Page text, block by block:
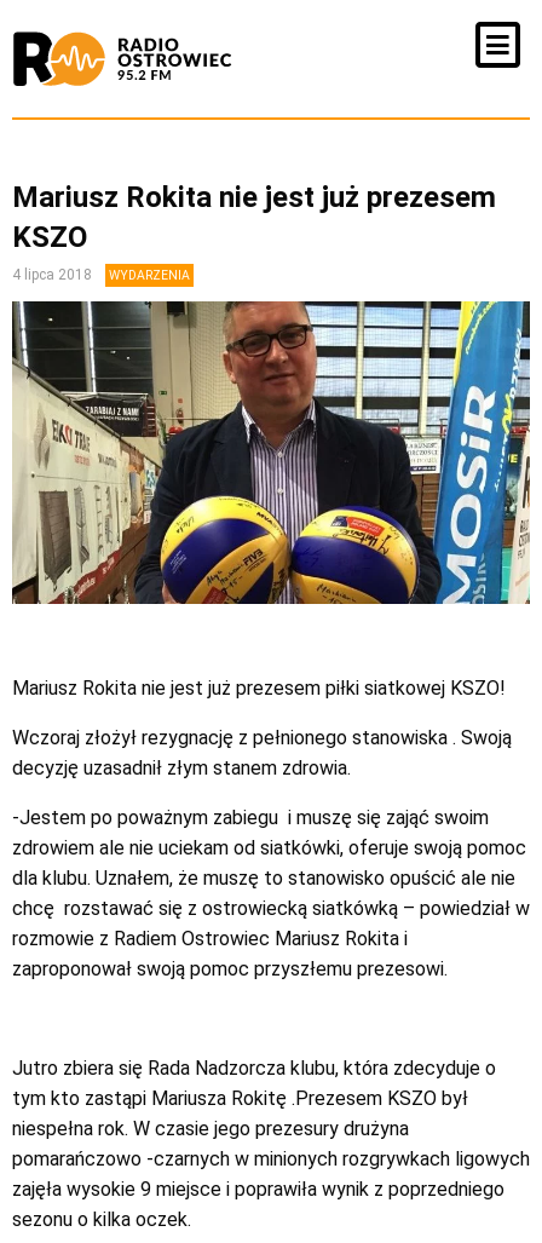
Mariusz Rokita nie jest już prezesem
KSZO
4 lipca 2018 WYDARZENIA
Mariusz Rokita nie jest już prezesem piłki siatkowej KSZO!
Wczoraj złożył rezygnację z pełnionego stanowiska . Swoją
decyzję uzasadnił złym stanem zdrowia.
-Jestem po poważnym zabiegu i muszę się zająć swoim
zdrowiem ale nie uciekam od siatkówki, oferuje swoją pomoc
dla klubu. Uznałem, że muszę to stanowisko opuścić ale nie
chcę rozstawać się z ostrowiecką siatkówką – powiedział w
rozmowie z Radiem Ostrowiec Mariusz Rokita i
zaproponował swoją pomoc przyszłemu prezesowi.
Jutro zbiera się Rada Nadzorcza klubu, która zdecyduje o
tym kto zastąpi Mariusza Rokitę .Prezesem KSZO był
niespełna rok. W czasie jego prezesury drużyna
pomarańczowo -czarnych w minionych rozgrywkach ligowych
zajęła wysokie 9 miejsce i poprawiła wynik z poprzedniego
sezonu o kilka oczek.